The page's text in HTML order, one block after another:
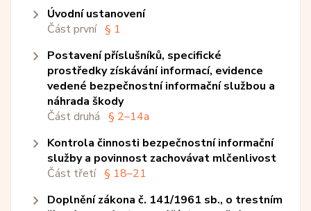
úvodní ustanovení
Část první § 1
§ 1- Zřizuje se Bezpečnostní informační
služba...
postavení příslušníků, specifické
prostředky získávání informací, evidence
vedené bezpečnostní informační službou a
náhrada škody
Část druhá § 2–14a
postavení příslušníků
Hlava první § 2–5
služby plní...
informací
kontrola činnosti bezpečnostní informační
služby a povinnost zachovávat mlčenlivost
Část třetí § 18–21
§ 18- Kontrolu činnosti Bezpečnostní
doplnění zákona č. 141/1961 sb., o trestním